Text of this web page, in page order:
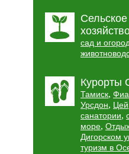
Сельское
сад и огород
Курорты
Тамиск,
Урсдон, Цей
санатории,
море,
Дигорском
туризм в